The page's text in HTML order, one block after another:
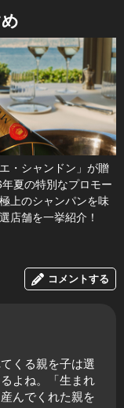
エ・シャンドン」が贈
夏の特別なプロモー
上のシャンパンを味
店舗を一挙紹介！
コメントする
くる親を子は選
よね。「生まれ
んでくれた親を